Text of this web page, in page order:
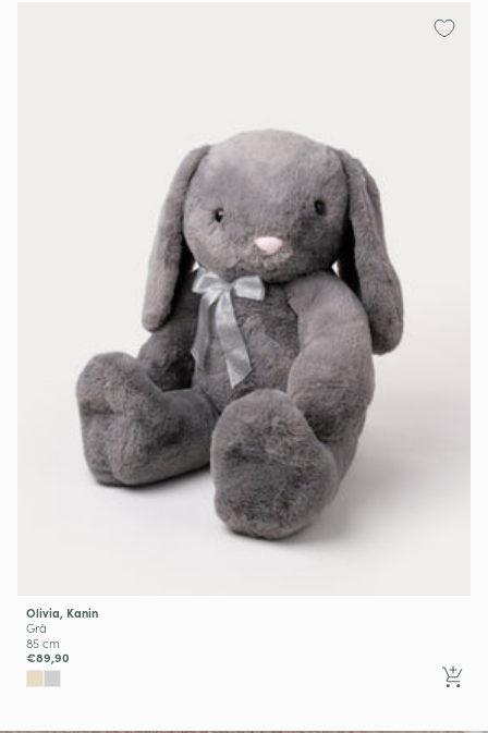
Olivia, Kanin
Grå
85 cm
€89,90